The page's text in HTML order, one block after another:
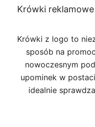
Krówki
Krówki z logo to
sposób na
nowoczesnym
upominek w
idealnie